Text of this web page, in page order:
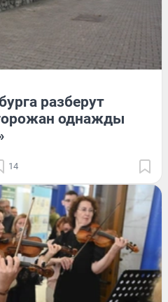
разберут
однажды
14